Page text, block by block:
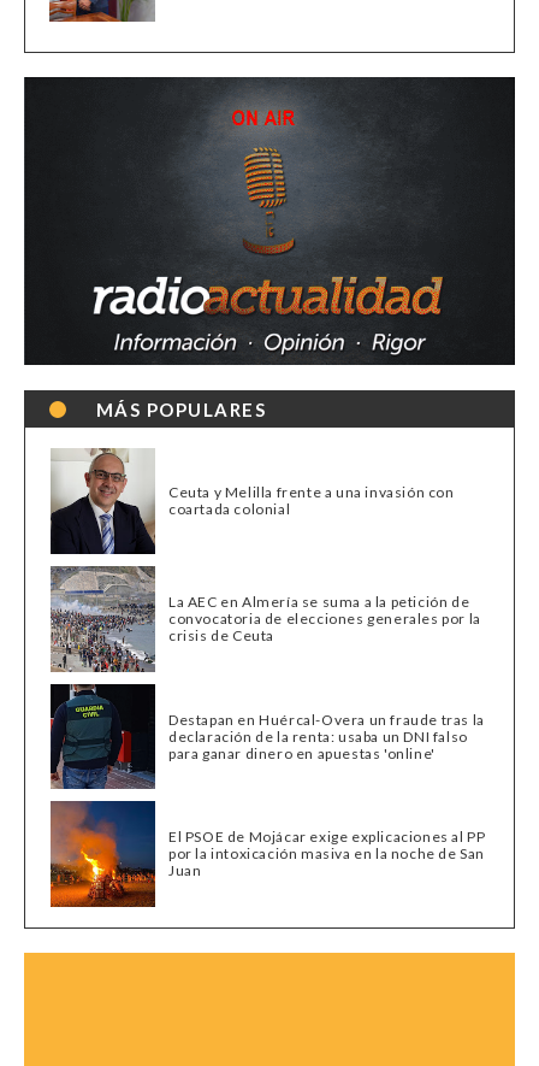
MÁS POPULARES
Ceuta y Melilla frente a una invasión con
coartada colonial
La AEC en Almería se suma a la petición de
convocatoria de elecciones generales por la
crisis de Ceuta
Destapan en Huércal-Overa un fraude tras la
declaración de la renta: usaba un DNI falso
para ganar dinero en apuestas 'online'
El PSOE de Mojácar exige explicaciones al PP
por la intoxicación masiva en la noche de San
Juan